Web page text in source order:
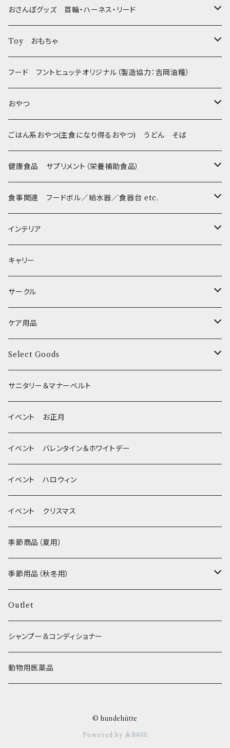
おさんぽグッズ 首輪・ハーネス・リード
フントヒュッテオリジナル Gold
Sサイズ(テープ幅1.5cm) _ 首輪&リードセット
Sサイズ(テープ幅1.5cm) _ ハーネス&リードセット
XSサイズ(テープ幅1.0cm) _ ハーネス&リードセット
XSサイズ(テープ幅1.0cm) _ 首輪
フントヒュッテオリジナル Silver(販売終了)
Collar & Leash - XS（超小型犬・幼犬用）
Harness & Leash - XS（超小型犬･幼犬用）
フントヒュッテオリジナル Woven
Harness & Leash - XS
Collar & Leash Set - S
セレクト
幼犬・超小型犬用 _ 幅1.0cm
小型犬用 _ 幅1.5cm
flexi フレキシリード(伸縮リード)
ライト
etc.
Toy おもちゃ
たまごちゃん
BESTEVER / ベストエバー
iDog&iCat
ぬいぐるみ
ラテックスTOY
PomPreece / ポンポリース
デンタル
etc.
BITE ME
フード フントヒュッテオリジナル（製造協力：吉岡油糧）
おやつ
Bon・rupa(ボンルパ)
京
Bonpuchi
職人の味
ジャーキー
和菓子
愛犬の健康おやつ
POCHETINO
etc.
季節限定 お正月
季節限定 バレンタイン&ホワイトデー
季節限定 夏
季節限定 ハロウィン
季節限定 クリスマス
Wonderful Kitchen / (旧)P-ball
MEAT
FISH
グルテンフリー！ _ DOG TREE
ヒマラヤチーズ！ _ loasis
わんのはな
エリール
O.C.Farm
ごはん系おやつ(主食になり得るおやつ) うどん そば
健康食品 サプリメント（栄養補助食品）
涙やけ対策
健康維持
食糞防止
食事関連 フードボル／給水器／食器台 etc.
フードボウル
給水器
食器台
インテリア
カドラー／ベッド
トイレ
キャリー
サークル
サークル
サークルカバー
ケア用品
ブラシ類
デンタルケア
除菌・抗菌・消臭
耳
静電気防止スプレー
Select Goods
Bichon Frise
サニタリー＆マナーベルト
イベント お正月
イベント バレンタイン＆ホワイトデー
イベント ハロウィン
イベント クリスマス
季節商品（夏用）
季節用品（秋冬用）
ヒーター
Outlet
シャンプー&コンディショナー
動物用医薬品
© hundehütte
Powered by